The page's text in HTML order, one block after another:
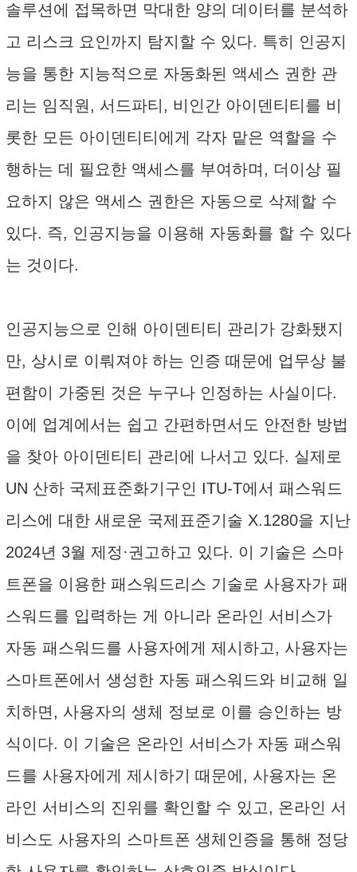
솔루션에 접목하면 막대한 양의 데이터를 분석하
고 리스크 요인까지 탐지할 수 있다. 특히 인공지
능을 통한 지능적으로 자동화된 액세스 권한 관
리는 임직원, 서드파티, 비인간 아이덴티티를 비
롯한 모든 아이덴티티에게 각자 맡은 역할을 수
행하는 데 필요한 액세스를 부여하며, 더이상 필
요하지 않은 액세스 권한은 자동으로 삭제할 수
있다. 즉, 인공지능을 이용해 자동화를 할 수 있다
는 것이다.
인공지능으로 인해 아이덴티티 관리가 강화됐지
만, 상시로 이뤄져야 하는 인증 때문에 업무상 불
편함이 가중된 것은 누구나 인정하는 사실이다.
이에 업계에서는 쉽고 간편하면서도 안전한 방법
을 찾아 아이덴티티 관리에 나서고 있다. 실제로
UN 산하 국제표준화기구인 ITU-T에서 패스워드
리스에 대한 새로운 국제표준기술 X.1280을 지난
2024년 3월 제정·권고하고 있다. 이 기술은 스마
트폰을 이용한 패스워드리스 기술로 사용자가 패
스워드를 입력하는 게 아니라 온라인 서비스가
자동 패스워드를 사용자에게 제시하고, 사용자는
스마트폰에서 생성한 자동 패스워드와 비교해 일
치하면, 사용자의 생체 정보로 이를 승인하는 방
식이다. 이 기술은 온라인 서비스가 자동 패스워
드를 사용자에게 제시하기 때문에, 사용자는 온
라인 서비스의 진위를 확인할 수 있고, 온라인 서
비스도 사용자의 스마트폰 생체인증을 통해 정당